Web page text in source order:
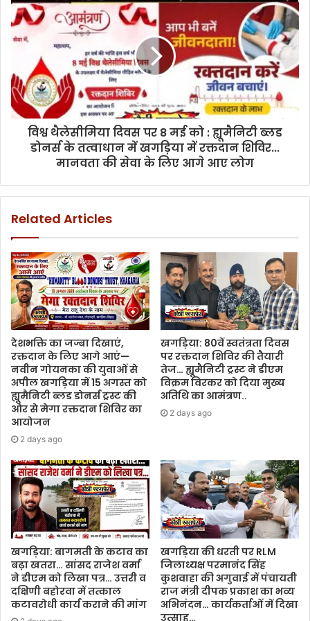
महिलाएं
शिविर
सुरक्षित
बेहतर
का
प्रयास
विश्व थैलेसीमिया दिवस पर 8 मई को : ह्यूमैनिटी ब्लड
डोनर्स के तत्वाधान में खगड़िया में रक्तदान शिविर...
मानवता की सेवा के लिए आगे आए लोग
Related Articles
देशभक्ति का जज्बा दिखाएं,
रक्तदान के लिए आगे आएं—
नवीन गोयनका की युवाओं से
अपील खगड़िया में 15 अगस्त को
ह्यूमैनिटी ब्लड डोनर्स ट्रस्ट की
ओर से मेगा रक्तदान शिविर का
आयोजन
2 days ago
खगड़िया: 80वें स्वतंत्रता दिवस
पर रक्तदान शिविर की तैयारी
तेज… ह्यूमैनिटी ट्रस्ट ने डीएम
विक्रम विरकर को दिया मुख्य
अतिथि का आमंत्रण..
2 days ago
खगड़िया: बागमती के कटाव का
बढ़ा खतरा… सांसद राजेश वर्मा
ने डीएम को लिखा पत्र… उत्तरी व
दक्षिणी बहोरवा में तत्काल
कटावरोधी कार्य कराने की मांग
खगड़िया की धरती पर RLM
जिलाध्यक्ष परमानंद सिंह
कुशवाहा की अगुवाई में पंचायती
राज मंत्री दीपक प्रकाश का भव्य
अभिनंदन… कार्यकर्ताओं में दिखा
उत्साह…